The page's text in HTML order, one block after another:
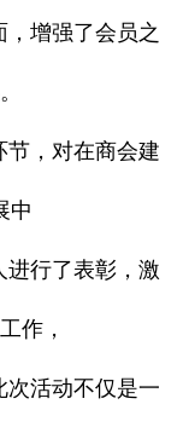
增强了会员之
节，对在商会建
中
进行了表彰，激
作，
次活动不仅是一